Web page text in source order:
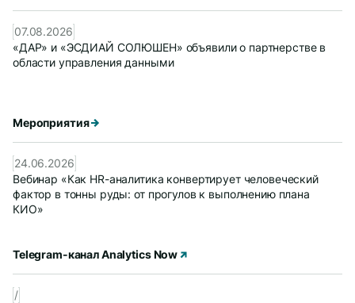
07.08.2026
«ДАР» и «ЭСДИАЙ СОЛЮШЕН» объявили о партнерстве в
области управления данными
Мероприятия
24.06.2026
Вебинар «Как HR-аналитика конвертирует человеческий
фактор в тонны руды: от прогулов к выполнению плана
КИО»
Telegram-канал Analytics Now
/